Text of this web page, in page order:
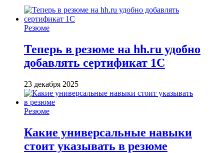
Резюме
Теперь в резюме на hh.ru удобно
добавлять сертификат 1С
23 декабря 2025
Резюме
Какие универсальные навыки
стоит указывать в резюме